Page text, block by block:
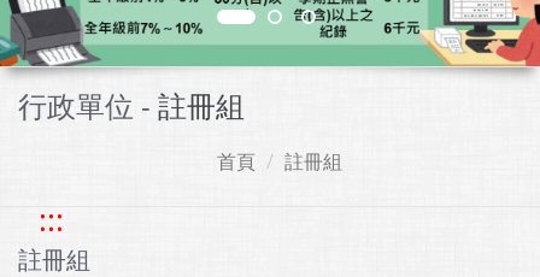
行政單位 - 註冊組
首頁 註冊組
:::
註冊組